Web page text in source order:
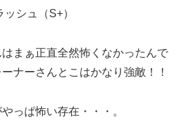
ッシュ（S+）
まぁ正直全然怖くなかったんで
ナーさんとこはかなり強敵！！
っぱ怖い存在・・・。